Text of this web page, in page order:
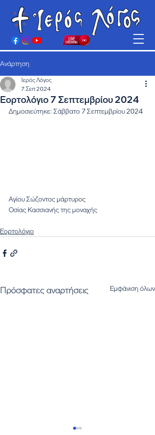
Ανάρτηση
Εορτολόγιο 7 Σεπτεμβρίου 2024
Ιερός Λόγος
7 Σεπ 2024
Δημοσιεύτηκε: Σάββατο 7 Σεπτεμβρίου 2024
Αγίου Σώζοντος μάρτυρος
Οσίας Κασσιανής της μοναχής
Εορτολόγιο
Πρόσφατες αναρτήσεις Εμφάνιση όλων